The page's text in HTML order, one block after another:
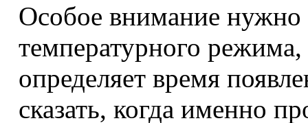
Особое внимание нужно
температурного режима,
определяет время
сказать, когда именно